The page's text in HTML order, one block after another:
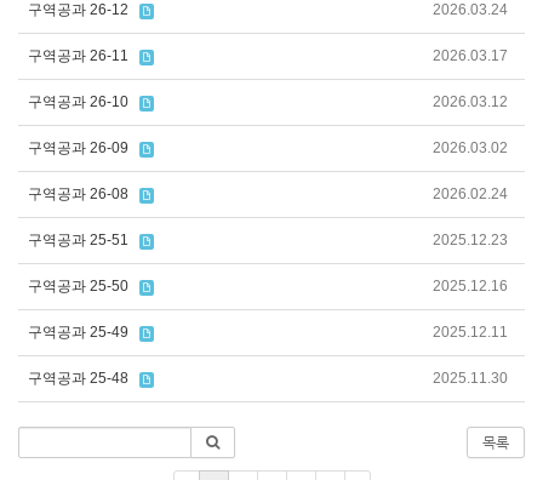
구역공과 26-12 2026.03.24
구역공과 26-11 2026.03.17
구역공과 26-10 2026.03.12
구역공과 26-09 2026.03.02
구역공과 26-08 2026.02.24
구역공과 25-51 2025.12.23
구역공과 25-50 2025.12.16
구역공과 25-49 2025.12.11
구역공과 25-48 2025.11.30
목록